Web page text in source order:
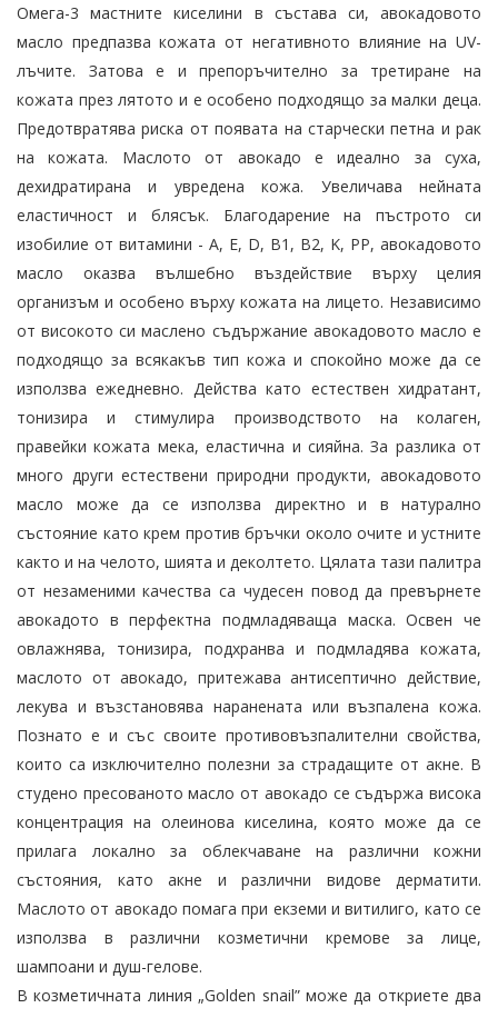
Омега-3 мастните киселини в състава си, авокадовото
масло предпазва кожата от негативното влияние на UV-
лъчите. Затова е и препоръчително за третиране на
кожата през лятото и е особено подходящо за малки деца.
Предотвратява риска от появата на старчески петна и рак
на кожата. Маслото от авокадо е идеално за суха,
дехидратирана и увредена кожа. Увеличава нейната
еластичност и блясък. Благодарение на пъстрото си
изобилие от витамини - A, E, D, B1, B2, K, PP, авокадовото
масло оказва вълшебно въздействие върху целия
организъм и особено върху кожата на лицето. Независимо
от високото си маслено съдържание авокадовото масло е
подходящо за всякакъв тип кожа и спокойно може да се
използва ежедневно. Действа като естествен хидратант,
тонизира и стимулира производството на колаген,
правейки кожата мека, еластична и сияйна. За разлика от
много други естествени природни продукти, авокадовото
масло може да се използва директно и в натурално
състояние като крем против бръчки около очите и устните
както и на челото, шията и деколтето. Цялата тази палитра
от незаменими качества са чудесен повод да превърнете
авокадото в перфектна подмладяваща маска. Освен че
овлажнява, тонизира, подхранва и подмладява кожата,
маслото от авокадо, притежава антисептично действие,
лекува и възстановява наранената или възпалена кожа.
Познато е и със своите противовъзпалителни свойства,
които са изключително полезни за страдащите от акне. В
студено пресованото масло от авокадо се съдържа висока
концентрация на олеинова киселина, която може да се
прилага локално за облекчаване на различни кожни
състояния, като акне и различни видове дерматити.
Маслото от авокадо помага при екземи и витилиго, като се
използва в различни козметични кремове за лице,
шампоани и душ-гелове.
В козметичната линия „Golden snail” може да откриете два